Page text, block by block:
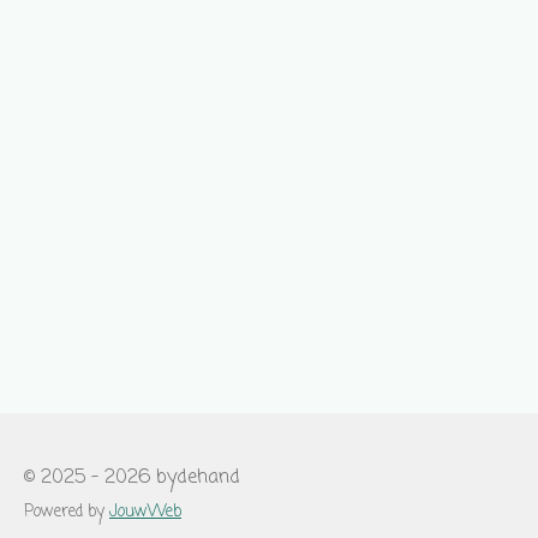
© 2025 - 2026 bydehand
Powered by JouwWeb